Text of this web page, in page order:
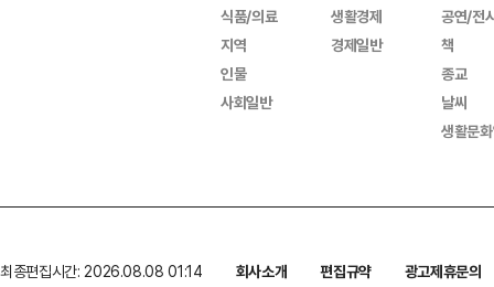
식품/의료
지역
인물
사회일반
생활경제
경제일반
공연/전
책
종교
날씨
생활문
최종편집시간: 2026.08.08 01:14 회사소개 편집규약
광고제휴문의